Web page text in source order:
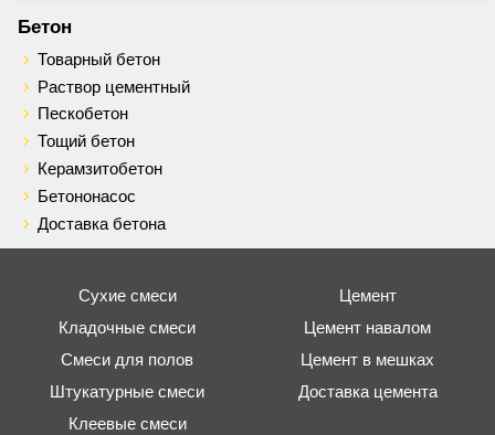
Бетон
Товарный бетон
Раствор цементный
Пескобетон
Тощий бетон
Керамзитобетон
Бетононасос
Доставка бетона
Сухие смеси
Кладочные смеси
Смеси для полов
Штукатурные смеси
Клеевые смеси
Цемент
Цемент навалом
Цемент в мешках
Доставка цемента